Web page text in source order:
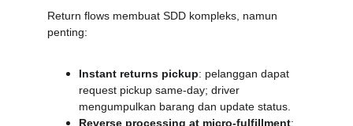
Return flows membuat SDD kompleks, namun
penting:
Instant returns pickup: pelanggan dapat
request pickup same-day; driver
mengumpulkan barang dan update status.
Reverse processing at micro-fulfillment: